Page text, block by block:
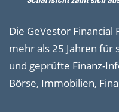
Die GeVestor
mehr als 25 Jahren für
und geprüfte Finanz-
Börse, Immobilien,